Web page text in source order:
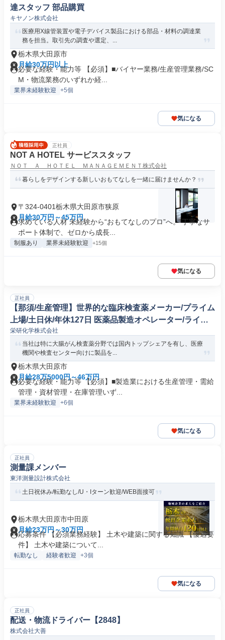
達スタッフ 部品購買
キヤノン株式会社
医療用X線管装置や電子デバイス製品における部品・材料の調達業
務を担当。取引先の調査や選定、...
栃木県大田原市
月給30万円以上
必要な経験・能力等 【必須】■バイヤー業務/生産管理業務/SC
M・物流業務のいずれか経...
業界未経験歓迎 +5個
気になる
正社員
NOT A HOTEL サービススタッフ
ＮＯＴ Ａ ＨＯＴＥＬ ＭＡＮＡＧＥＭＥＮＴ株式会社
暮らしをデザインする新しいおもてなしを一緒に届けませんか？
〒324-0401栃木県大田原市狭原
月給30万円～45万円
求めている人材 未経験から“おもてなしのプロ”へ。 丁寧なサ
ポート体制で、ゼロから成長...
制服あり 業界未経験歓迎 +15個
気になる
正社員
【那須/生産管理】世界的な臨床検査薬メーカー/プライム
上場/土日休/年休127日 医薬品製造オペレーター/ライン
マネージャー
栄研化学株式会社
当社は特に大腸がん検査薬分野では国内トップシェアを有し、医療
機関や検査センター向けに製品を...
栃木県大田原市
月給28万5000円～46万円
必要な経験・能力等 【必須】■製造業における生産管理・需給
管理・資材管理・在庫管理いず...
業界未経験歓迎 +6個
気になる
正社員
測量課メンバー
東洋測量設計株式会社
土日祝休み/転勤なし/U・Iターン歓迎/WEB面接可
栃木県大田原市中田原
月給23万円～30万円
応募条件 【必須業務経験】 土木や建築に関する知識 【優遇要
件】 土木や建築について...
転勤なし 経験者歓迎 +3個
気になる
正社員
配送・物流ドライバー【2848】
株式会社大善